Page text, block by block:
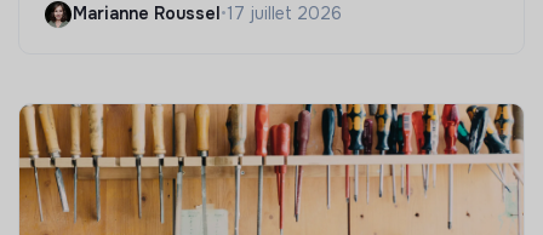
Marianne Roussel •17 juillet 2026